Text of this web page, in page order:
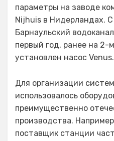
параметры на заводе
Nijhuis в Нидерландах.
Барнаульский
первый год, ранее на 2-
установлен насос Venus.
Для организации
использовалось
преимущественно
производства.
поставщик станции